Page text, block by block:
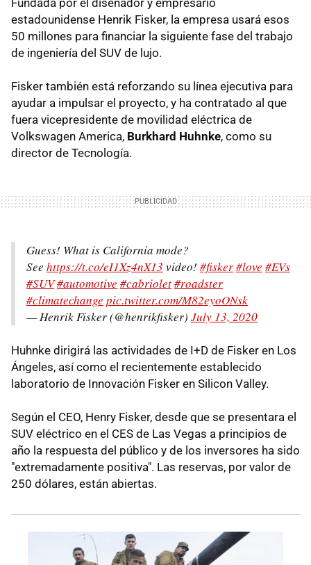
Fundada por el diseñador y empresario
estadounidense Henrik Fisker, la empresa usará esos
50 millones para financiar la siguiente fase del trabajo
de ingeniería del SUV de lujo.
Fisker también está reforzando su línea ejecutiva para
ayudar a impulsar el proyecto, y ha contratado al que
fuera vicepresidente de movilidad eléctrica de
Volkswagen America, Burkhard Huhnke, como su
director de Tecnología.
Guess! What is California mode?
See https://t.co/eI1Xz4nX13 video! #fisker#love #EVs
#SUV#automotive #cabriolet#roadster
#climatechange pic.twitter.com/M82eyoONsk
— Henrik Fisker (@henrikfisker) July 13, 2020
Huhnke dirigirá las actividades de I+D de Fisker en Los
Ángeles, así como el recientemente establecido
laboratorio de Innovación Fisker en Silicon Valley.
Según el CEO, Henry Fisker, desde que se presentara el
SUV eléctrico en el CES de Las Vegas a principios de
año la respuesta del público y de los inversores ha sido
"extremadamente positiva". Las reservas, por valor de
250 dólares, están abiertas.